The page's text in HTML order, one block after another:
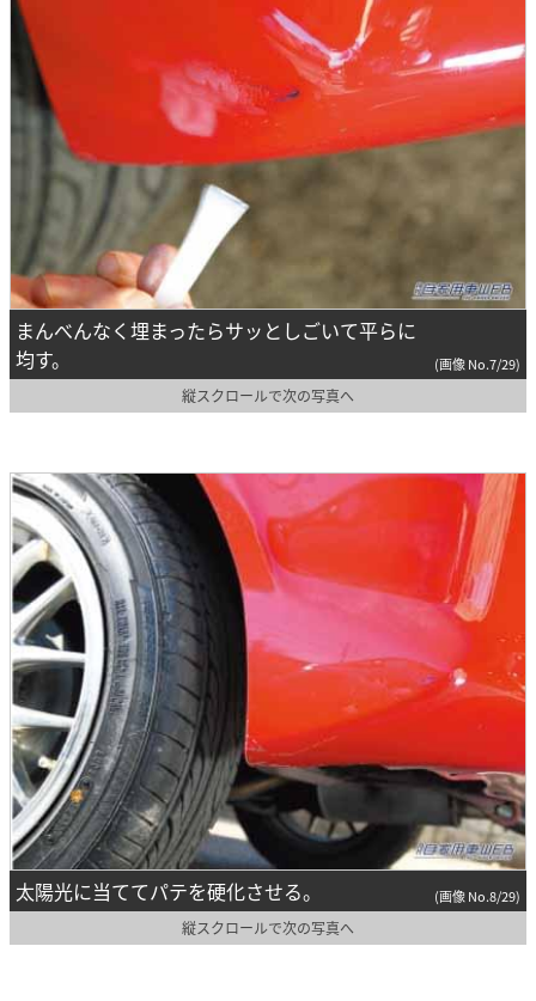
まんべんなく埋まったらサッとしごいて平らに
均す。
(画像 No.7/29)
縦スクロールで次の写真へ
太陽光に当ててパテを硬化させる。 (画像 No.8/29)
縦スクロールで次の写真へ